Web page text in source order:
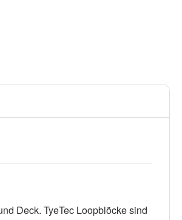
Deck. TyeTec Loopblöcke sind